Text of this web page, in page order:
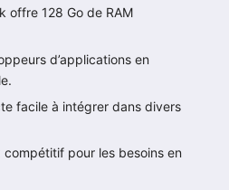
offre 128 Go de RAM
d’applications en
facile à intégrer dans divers
pour les besoins en